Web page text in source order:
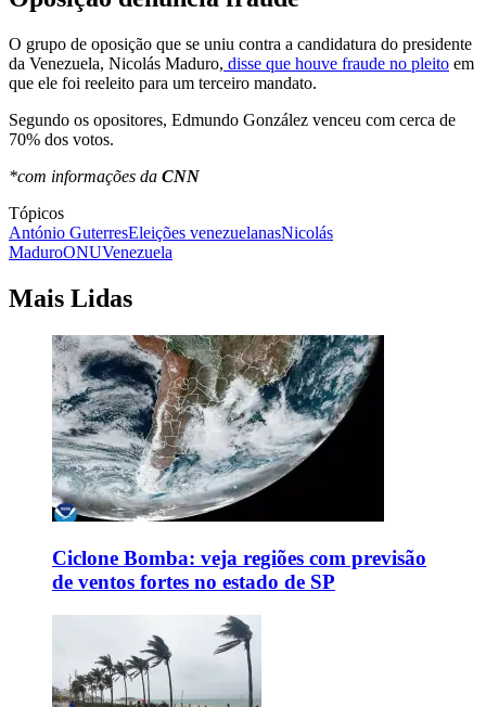
O grupo de oposição que se uniu contra a candidatura do presidente
da Venezuela, Nicolás Maduro, disse que houve fraude no pleito em
que ele foi reeleito para um terceiro mandato.
Segundo os opositores, Edmundo González venceu com cerca de
70% dos votos.
*com informações da CNN
Tópicos
António GuterresEleições venezuelanasNicolás
MaduroONUVenezuela
Mais Lidas
Ciclone Bomba: veja regiões com previsão
de ventos fortes no estado de SP